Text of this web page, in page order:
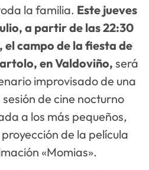
la familia. Este jueves
a partir de las 22:30
el campo de la fiesta de
en Valdoviño, será
improvisado de una
sesión de cine nocturno
a los más pequeños,
de la película
«Momias».